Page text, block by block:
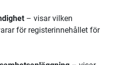
– visar vilken
för registerinnehållet för